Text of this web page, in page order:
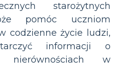
starożytnych
pomóc uczniom
codzienne życie ludzi,
informacji o
nierównościach w